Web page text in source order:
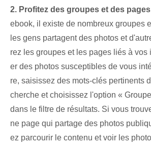
2. Profitez des groupes et des
ebook, il existe de nombreux groupes
les gens partagent des photos et
rez les groupes⁤ et les pages liés à vos
er des photos susceptibles de vous
re, saisissez des mots-clés pertinents
cherche et choisissez l'option «
dans le filtre de résultats⁤. Si vous
ne page qui partage des photos⁤
ez ‌parcourir le contenu et voir les